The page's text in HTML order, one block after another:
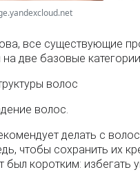
все существующие
две базовые
волос
волос.
делать с
чтобы сохранить их
был коротким: избегать